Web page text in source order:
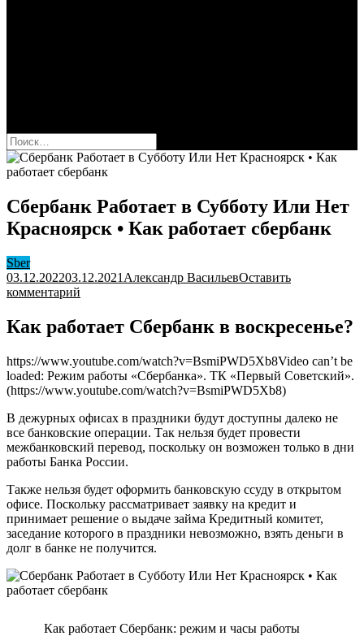
Найти:
Сбербанк Работает в Субботу Или Нет
Красноярск • Как работает сбербанк
Sber
03.12.202203.12.2021 Александр ВасильевОставить
комментарий
в
Или
Нет
Красноярск
Как
работает
сбербанк
Как работает Сбербанк в воскресенье?
https://www.youtube.com/watch?v=BsmiPWD5Xb8Video can’t be
loaded: Режим работы «Сбербанка». ТК «Первый Советский».
(https://www.youtube.com/watch?v=BsmiPWD5Xb8)
В дежурных офисах в праздники будут доступны далеко не
все банковские операции. Так нельзя будет провести
межбанковский перевод, поскольку он возможен только в дни
работы Банка России.
Также нельзя будет оформить банковскую ссуду в открытом
офисе. Поскольку рассматривает заявку на кредит и
принимает решение о выдаче займа Кредитный комитет,
заседание которого в праздники невозможно, взять деньги в
долг в банке не получится.
Как работает Сбербанк: режим и часы работы